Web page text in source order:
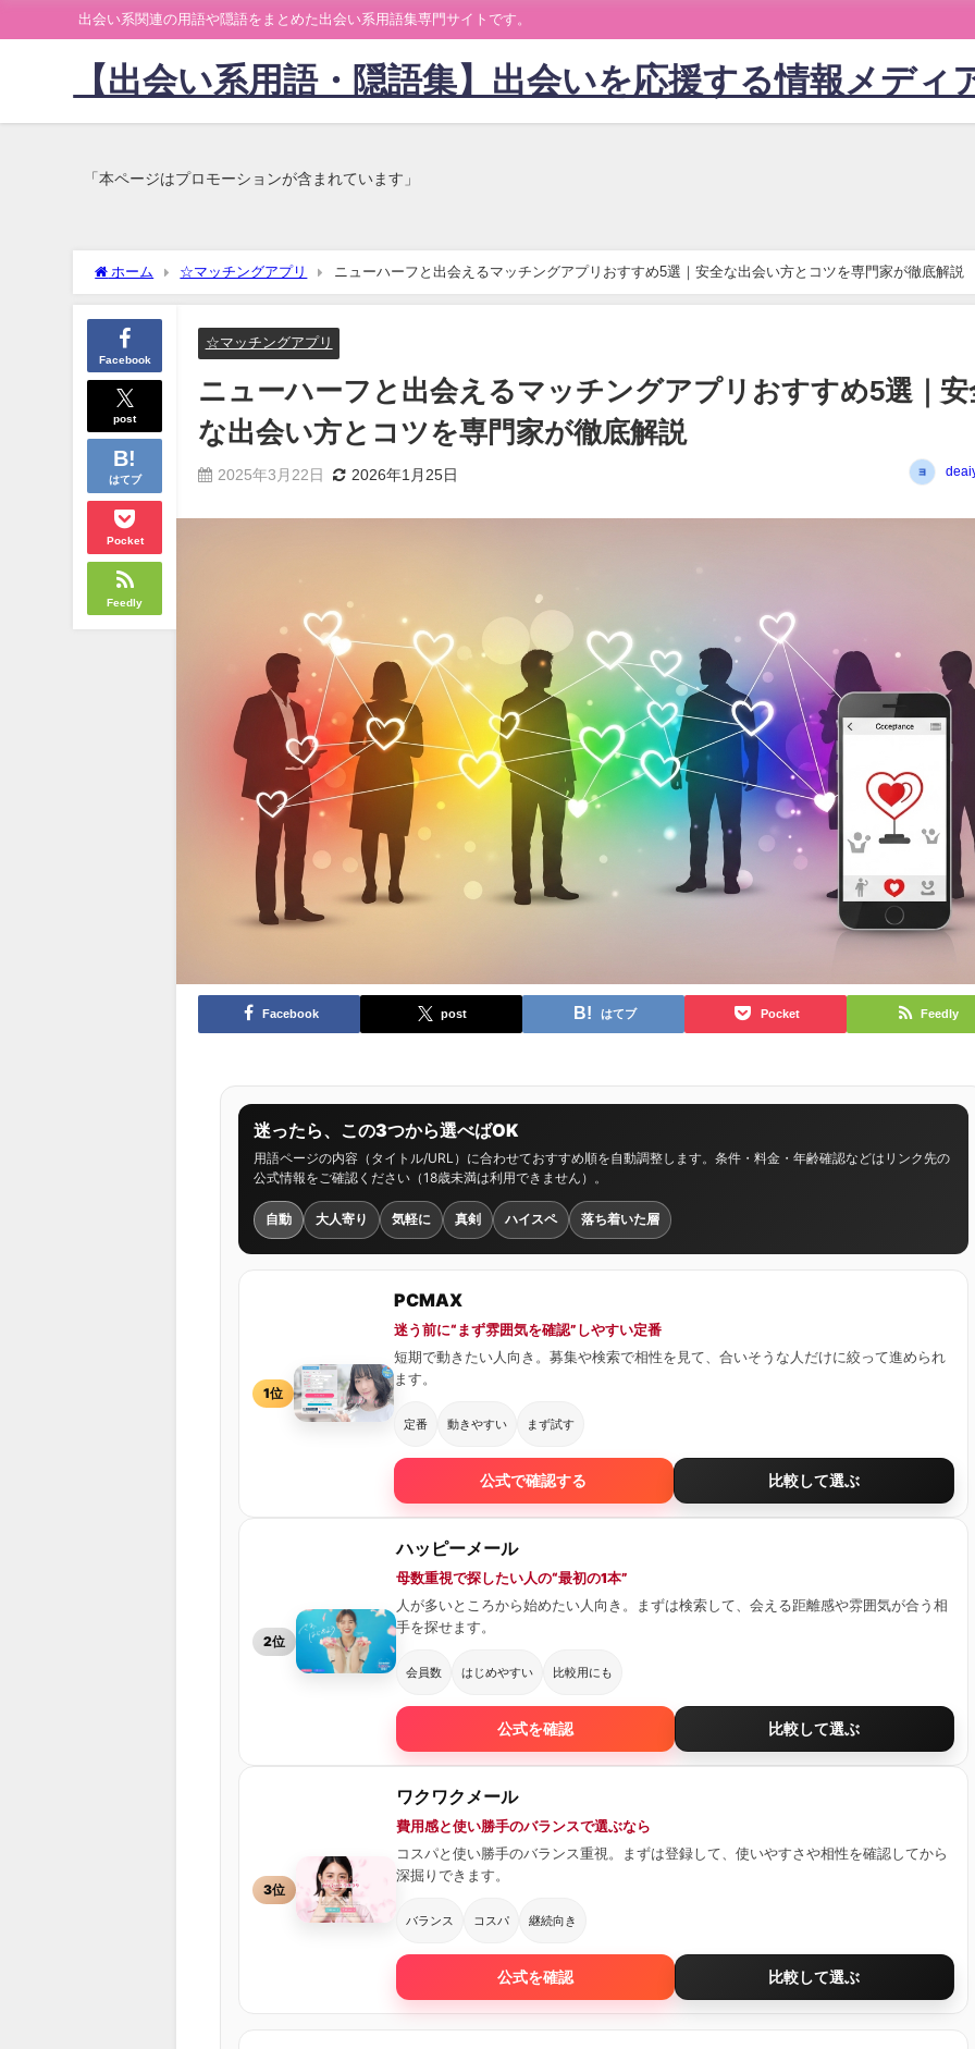
出会い系関連の用語や隠語をまとめた出会い系用語集専門サイトです。
【出会い系用語・隠語集】出会いを応援する情報メディ
「本ページはプロモーションが含まれています」
ホーム ☆マッチングアプリ ニューハーフと出会えるマッチングアプリおすすめ5選｜安全な出会い方とコツを専門家が徹底解説
Facebook
post
はてブ
Pocket
Feedly
☆マッチングアプリ
ニューハーフと出会えるマッチングアプリおすすめ5選｜安
な出会い方とコツを専門家が徹底解説
2025年3月22日 2026年1月25日
Facebook post はてブ Pocket Feedly
迷ったら、この3つから選べばOK
用語ページの内容（タイトル/URL）に合わせておすすめ順を自動調整します。条件・料金・年齢確認などはリンク先の
公式情報をご確認ください（18歳未満は利用できません）。
自動 大人寄り 気軽に 真剣 ハイスペ 落ち着いた層
1位
PCMAX
迷う前に“まず雰囲気を確認”しやすい定番
短期で動きたい人向き。募集や検索で相性を見て、合いそうな人だけに絞って進められ
ます。
定番 動きやすい まず試す
公式で確認する 比較して選ぶ
2位
ハッピーメール
母数重視で探したい人の“最初の1本”
人が多いところから始めたい人向き。まずは検索して、会える距離感や雰囲気が合う相
手を探せます。
会員数 はじめやすい 比較用にも
公式を確認 比較して選ぶ
3位
ワクワクメール
費用感と使い勝手のバランスで選ぶなら
コスパと使い勝手のバランス重視。まずは登録して、使いやすさや相性を確認してから
深掘りできます。
バランス コスパ 継続向き
公式を確認 比較して選ぶ